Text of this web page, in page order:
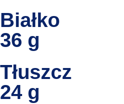
Białko
36 g
Tłuszcz
24 g